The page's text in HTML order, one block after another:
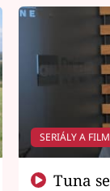
SERIÁLY A